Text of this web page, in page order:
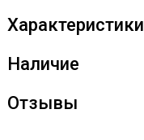
Характеристики
Наличие
Отзывы